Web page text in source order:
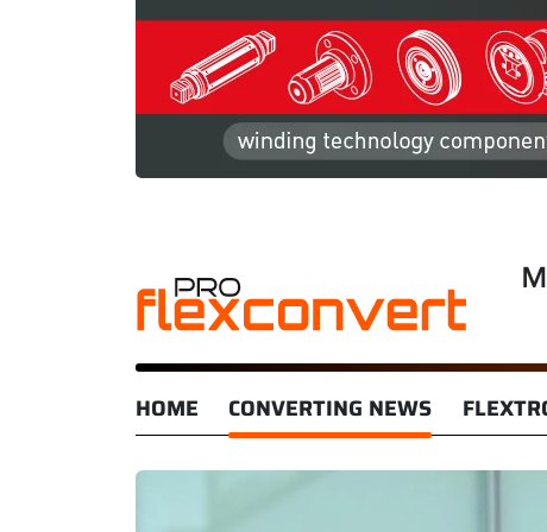
HOME CONVERTING NEWS